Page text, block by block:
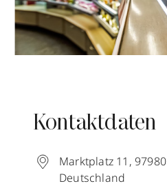
Kontaktdaten
Marktplatz 11 ,97980
Deutschland